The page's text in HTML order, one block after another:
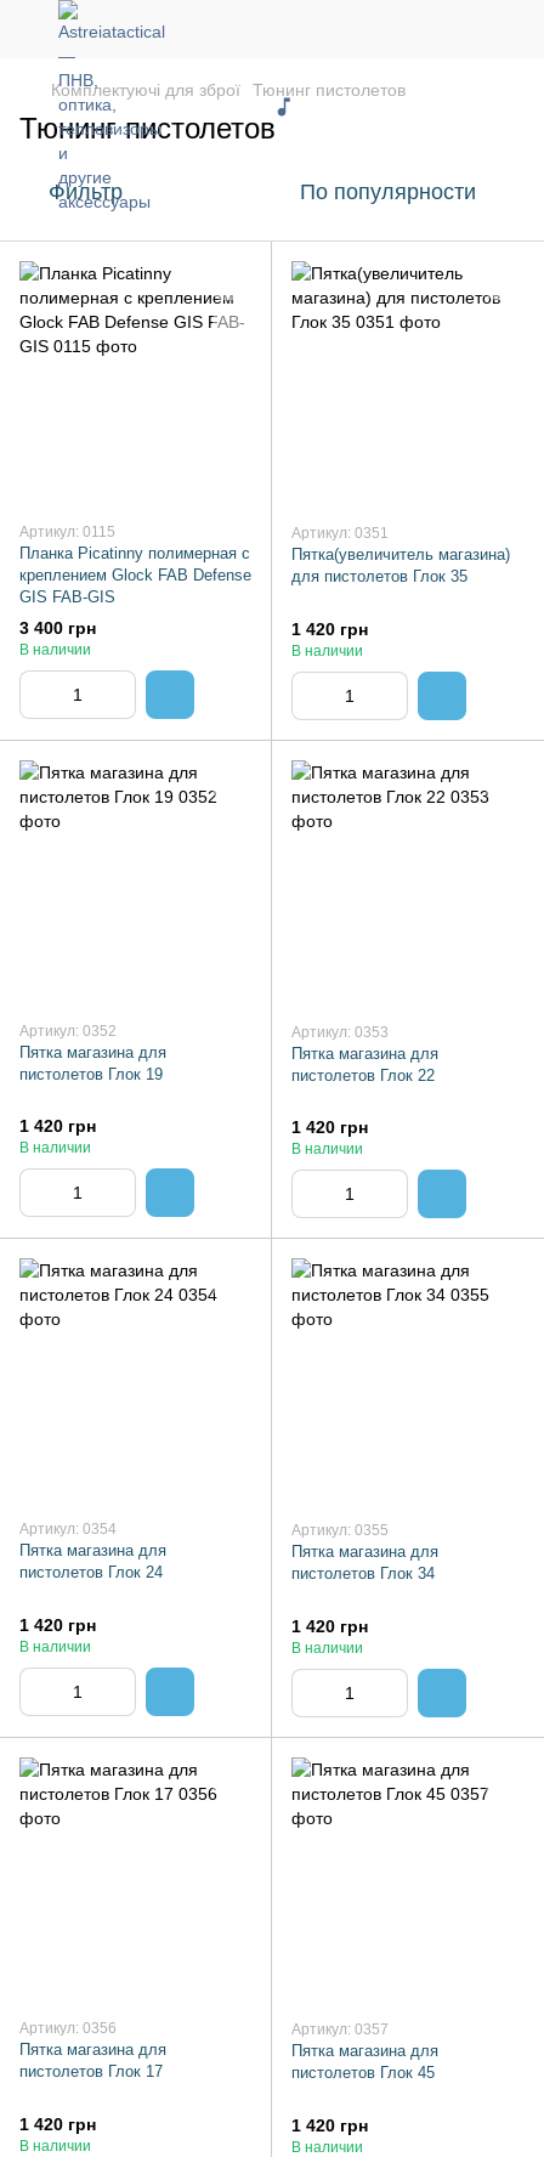
Комплектуючі для зброї Тюнинг пистолетов
Тюнинг пистолетов
Фильтр По популярности
Артикул: 0115
Планка Picatinny полимерная с
креплением Glock FAB Defense
GIS FAB-GIS
3 400 грн
В наличии
Артикул: 0351
Пятка(увеличитель магазина)
для пистолетов Глок 35
1 420 грн
В наличии
Артикул: 0352
Пятка магазина для
пистолетов Глок 19
1 420 грн
В наличии
Артикул: 0353
Пятка магазина для
пистолетов Глок 22
1 420 грн
В наличии
Артикул: 0354
Пятка магазина для
пистолетов Глок 24
1 420 грн
В наличии
Артикул: 0355
Пятка магазина для
пистолетов Глок 34
1 420 грн
В наличии
Артикул: 0356
Пятка магазина для
пистолетов Глок 17
1 420 грн
В наличии
Артикул: 0357
Пятка магазина для
пистолетов Глок 45
1 420 грн
В наличии